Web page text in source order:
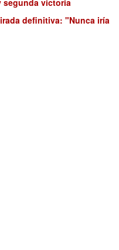
segunda victoria
definitiva: "Nunca iría